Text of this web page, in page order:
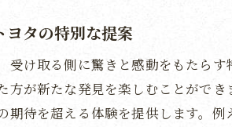
贈る瞬間を特別に演出
トヨタギフトを選ぶポ
カタログギフトの中か
贈り物としてのトヨタ
ヨタの特別な提案
受け取る側に驚きと感動をもたら
方が新たな発見を楽しむことがで
期待を超える体験を提供します。